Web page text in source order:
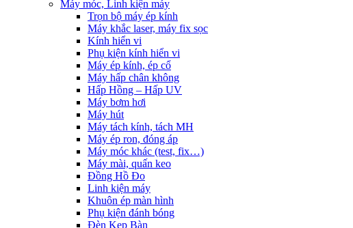
Máy móc, Linh kiện máy
Trọn bộ máy ép kính
Máy khắc laser, máy fix sọc
Kính hiển vi
Phụ kiện kính hiển vi
Máy ép kính, ép cổ
Máy hấp chân không
Hấp Hồng – Hấp UV
Máy bơm hơi
Máy hút
Máy tách kính, tách MH
Máy ép ron, đóng áp
Máy móc khác (test, fix…)
Máy mài, quấn keo
Đồng Hồ Đo
Linh kiện máy
Khuôn ép màn hình
Phụ kiện đánh bóng
Đèn Kẹp Bàn